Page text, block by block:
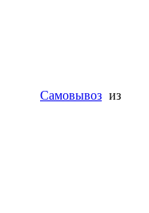
Самовывоз из